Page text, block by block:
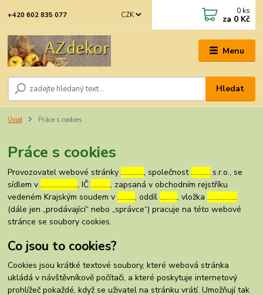
Menu
CZK
Hledat
+420 602 835 077 0 ks
za 0 Kč
Úvod Práce s cookies
Práce s cookies
Provozovatel webové stránky…………., společnost……….. s.r.o., se
sídlem v…………………, IČ……….., zapsaná v obchodním rejstříku
vedeném Krajským soudem v………., oddíl………., vložka……………..
(dále jen „prodávající“ nebo „správce“) pracuje na této webové
stránce se soubory cookies.
Co jsou to cookies?
Cookies jsou krátké textové soubory, které webová stránka
ukládá v návštěvníkově počítači, a které poskytuje internetový
prohlížeč pokaždé, když se uživatel na stránku vrátí. Umožňují tak